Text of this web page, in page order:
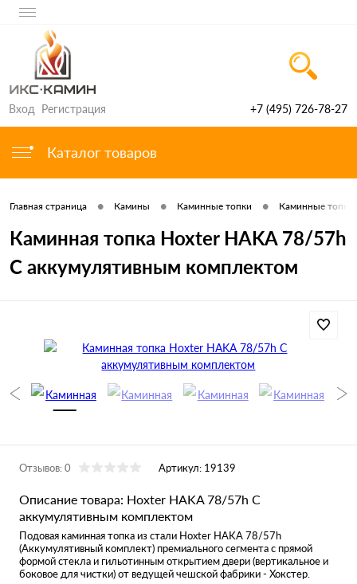
Вход Регистрация +7 (495) 726-78-27
Каталог товаров
Главная страница • Камины • Каминные топки • Каминные топки
Каминная топка Hoxter HAKA 78/57h
С аккумулятивным комплектом
Отзывов: 0 Артикул: 19139
Описание товара: Hoxter HAKA 78/57h С
аккумулятивным комплектом
Подовая каминная топка из стали Hoxter HAKA 78/57h
(Аккумулятивный комплект) премиального сегмента с прямой
формой стекла и гильотинным открытием двери (вертикальное и
боковое для чистки) от ведущей чешской фабрики - Хокстер.